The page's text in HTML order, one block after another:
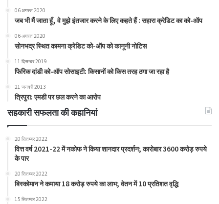
06 अगस्त 2020
जब भी मैं जाता हूँ, वे मुझे इंतजार करने के लिए कहते हैं : सहारा क्रेडिट का को-ऑप
06 अगस्त 2020
सोनभद्र स्थित कामना क्रेडिट को-ऑप को कानूनी नोटिस
11 दिसम्बर 2019
फिरिक दांडी को-ऑप सोसाइटी: किसानों को किस तरह ठगा जा रहा है
21 जनवरी 2013
त्रिपुरा: एमडी पर छल करने का आरोप
सहकारी सफलता की कहानियां
20 सितम्बर 2022
वित्त वर्ष 2021-22 में नकोफ ने किया शानदार प्रदर्शन; कारोबार 3600 करोड़ रुपये
के पार
20 सितम्बर 2022
बिस्कोमान ने कमाया 18 करोड़ रुपये का लाभ; वेतन में 10 प्रतिशत वृद्धि
15 सितम्बर 2022